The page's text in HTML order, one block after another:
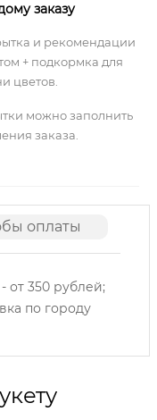
заказу
и рекомендации
+ подкормка для
цветов.
можно заполнить
заказа.
оплаты
от 350 рублей;
по городу